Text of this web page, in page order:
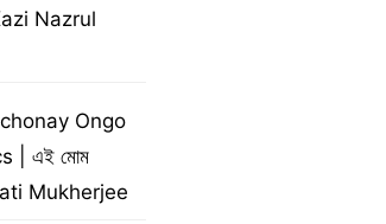
Nazrul
Ongo
| এই মোম
Mukherjee